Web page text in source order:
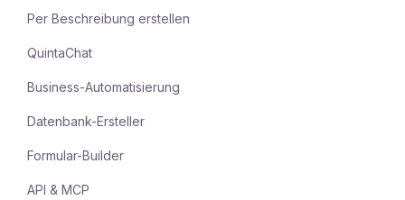
Per Beschreibung erstellen
QuintaChat
Business-Automatisierung
Datenbank-Ersteller
Formular-Builder
API & MCP